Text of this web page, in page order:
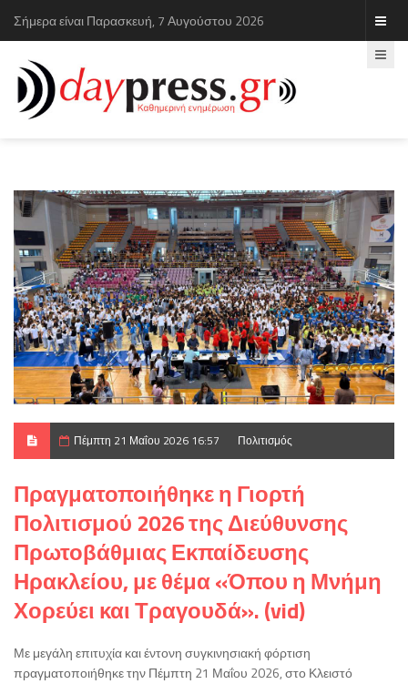
Σήμερα είναι Παρασκευή, 7 Αυγούστου 2026
Πέμπτη 21 Μαΐου 2026 16:57 Πολιτισμός
Πραγματοποιήθηκε η Γιορτή
Πολιτισμού 2026 της Διεύθυνσης
Πρωτοβάθμιας Εκπαίδευσης
Ηρακλείου, με θέμα «Όπου η Μνήμη
Χορεύει και Τραγουδά». (vid)
Με μεγάλη επιτυχία και έντονη συγκινησιακή φόρτιση
πραγματοποιήθηκε την Πέμπτη 21 Μαΐου 2026, στο Κλειστό